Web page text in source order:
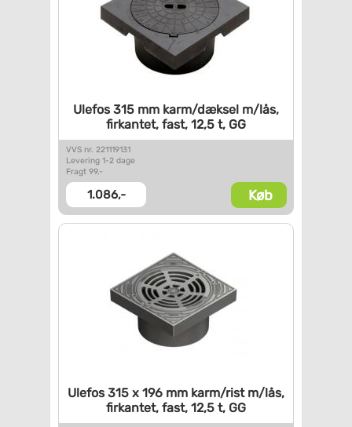
Ulefos 315 mm karm/dæksel m/lås,
firkantet, fast, 12,5 t, GG
VVS nr. 221119131
Levering 1-2 dage
Fragt 99,-
1.086,- Køb
Ulefos 315 x 196 mm karm/ristm/lås,
firkantet, fast, 12,5 t, GG